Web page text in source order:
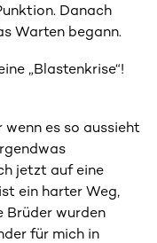
Danach
Warten begann.
„Blastenkrise“!
es so aussieht
jetzt auf eine
ein harter Weg,
Brüder wurden
für mich in